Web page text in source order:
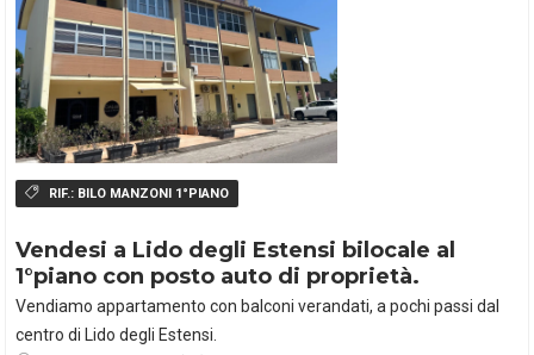
RIF.: BILO MANZONI 1°PIANO
Vendesi a Lido degli Estensi bilocale al
1°piano con posto auto di proprietà.
Vendiamo appartamento con balconi verandati, a pochi passi dal
centro di Lido degli Estensi.